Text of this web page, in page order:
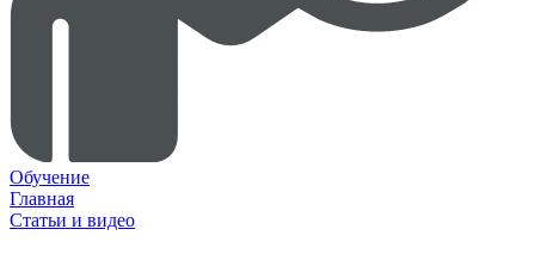
Обучение
Главная
Статьи и видео